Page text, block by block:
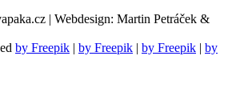
| Webdesign: Martin Petráček &
by Freepik | by Freepik | by Freepik | by